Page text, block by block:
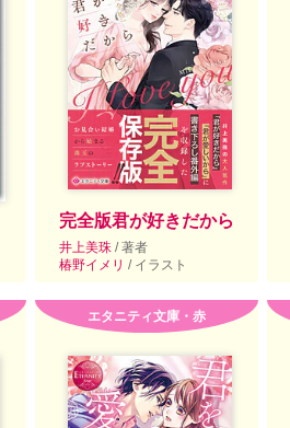
完全版君が好きだから
井上美珠 / 著者
椿野イメリ / イラスト
エタニティ文庫・赤